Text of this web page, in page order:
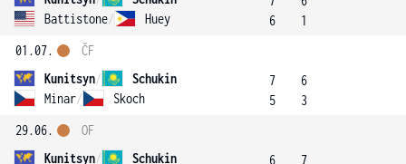
Battistone/ Huey
6
1
01.07.
Kunitsyn/
Schukin
Minar/ Skoch
ČF
7
5
6
3
29.06.
Kunitsyn/
Schukin
OF
6
7